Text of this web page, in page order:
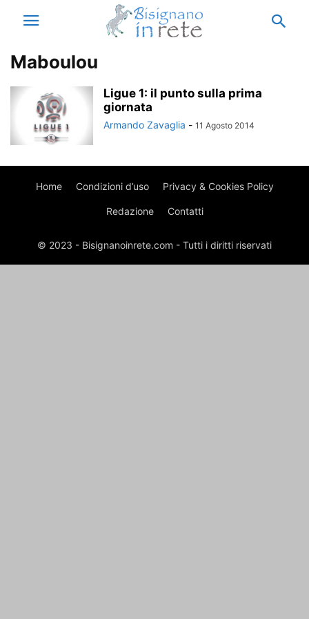
Maboulou
Ligue 1: il punto sulla prima
giornata
Armando Zavaglia - 11 Agosto 2014
Home Condizioni d’uso Privacy & Cookies Policy
Redazione Contatti
© 2023 - Bisignanoinrete.com - Tutti i diritti riservati